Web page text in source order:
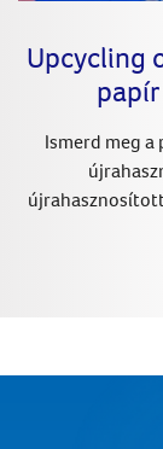
Upcycling
Ismerd meg